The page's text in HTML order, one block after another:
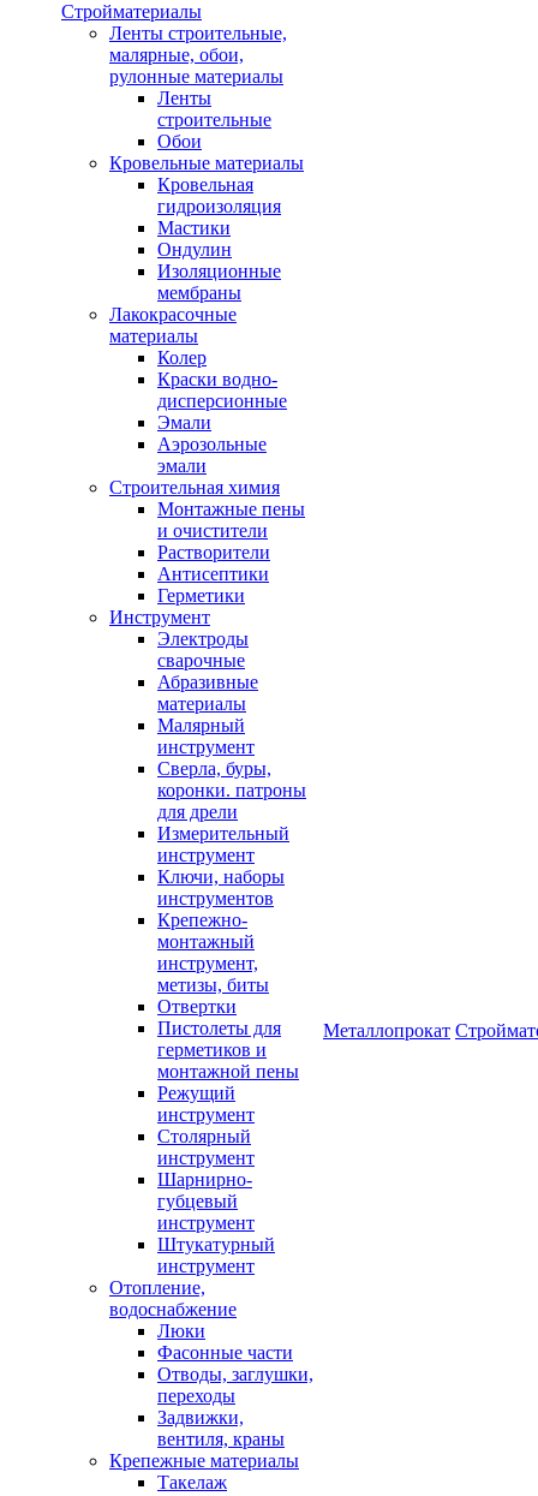
Стройматериалы
Ленты строительные,
малярные, обои,
рулонные материалы
Ленты
строительные
Обои
Кровельные материалы
Кровельная
гидроизоляция
Мастики
Ондулин
Изоляционные
мембраны
Лакокрасочные
материалы
Колер
Краски водно-
дисперсионные
Эмали
Аэрозольные
эмали
Строительная химия
Монтажные пены
и очистители
Растворители
Антисептики
Герметики
Инструмент
Электроды
сварочные
Абразивные
материалы
Малярный
инструмент
Сверла, буры,
коронки. патроны
для дрели
Измерительный
инструмент
Ключи, наборы
инструментов
Крепежно-
монтажный
инструмент,
метизы, биты
Отвертки
Пистолеты для
герметиков и
монтажной пены
Режущий
инструмент
Столярный
инструмент
Шарнирно-
губцевый
инструмент
Штукатурный
инструмент
Отопление,
водоснабжение
Люки
Фасонные части
Отводы, заглушки,
переходы
Задвижки,
вентиля, краны
Крепежные материалы
Такелаж
Металлопрокат